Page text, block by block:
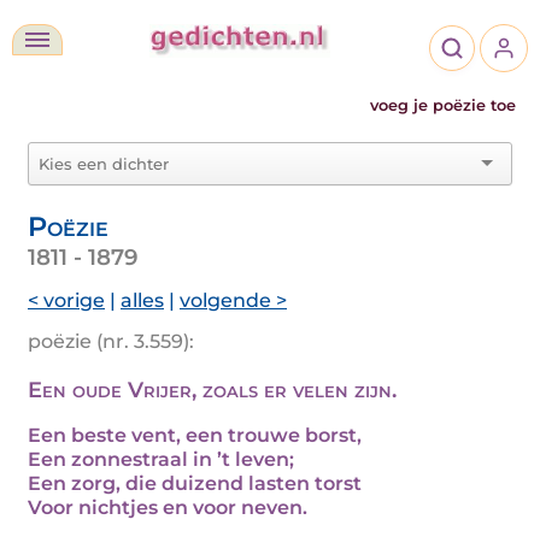
voeg je poëzie toe
Poëzie
1811 - 1879
< vorige | alles | volgende >
poëzie (nr. 3.559):
Een oude Vrijer, zoals er velen zijn.
Een beste vent, een trouwe borst,
Een zonnestraal in ’t leven;
Een zorg, die duizend lasten torst
Voor nichtjes en voor neven.